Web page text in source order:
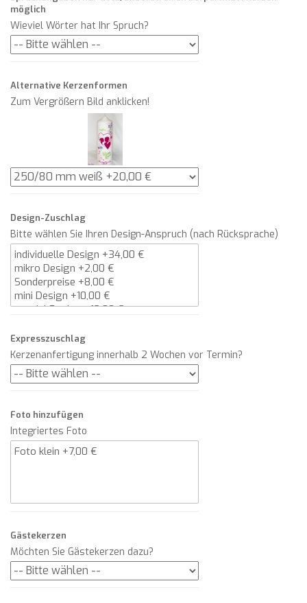
möglich
Wieviel Wörter hat Ihr Spruch?
Alternative Kerzenformen
Zum Vergrößern Bild anklicken!
Design-Zuschlag
Bitte wählen Sie Ihren Design-Anspruch (nach Rücksprache)
Expresszuschlag
Kerzenanfertigung innerhalb 2 Wochen vor Termin?
Foto hinzufügen
Integriertes Foto
Gästekerzen
Möchten Sie Gästekerzen dazu?